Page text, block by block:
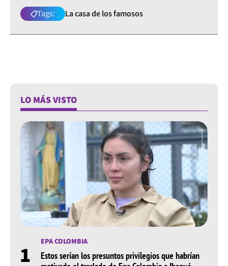
Tags: La casa de los famosos
LO MÁS VISTO
1 EPA COLOMBIA
Estos serían los presuntos privilegios que habrían